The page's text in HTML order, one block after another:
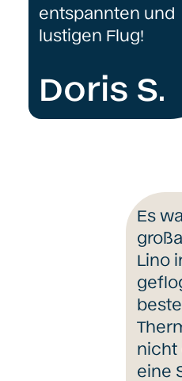
entspannten und
lustigen Flug!
Doris S.
Es
Lino
nicht
eine